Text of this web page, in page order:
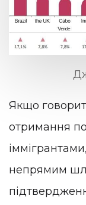
Якщо
отримання
непрямим